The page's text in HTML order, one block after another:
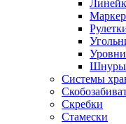
Шнуры
Системы
Скребки
Стамески